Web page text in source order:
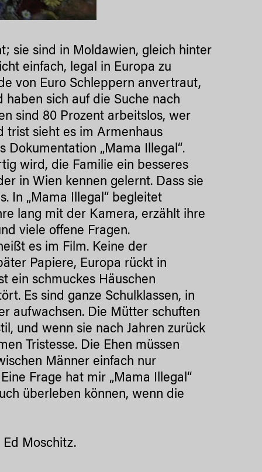
sie sind in Moldawien, gleich hinter
einfach, legal in Europa zu
von Euro Schleppern anvertraut,
sich auf die Suche nach
sind 80 Prozent arbeitslos, wer
trist sieht es im Armenhaus
Dokumentation „Mama Illegal“.
wird, die Familie ein besseres
in Wien kennen gelernt. Dass sie
In „Mama Illegal“ begleitet
lang mit der Kamera, erzählt ihre
viele offene Fragen.
es im Film. Keine der
Papiere, Europa rückt in
ein schmuckes Häuschen
Es sind ganze Schulklassen, in
aufwachsen. Die Mütter schuften
und wenn sie nach Jahren zurück
Tristesse. Die Ehen müssen
Männer einfach nur
Frage hat mir „Mama Illegal“
überleben können, wenn die
Ed Moschitz.